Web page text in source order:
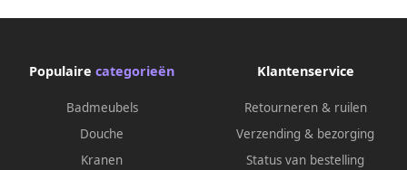
Populaire categorieën
Badmeubels
Douche
Kranen
Klantenservice
Retourneren & ruilen
Verzending & bezorging
Status van bestelling